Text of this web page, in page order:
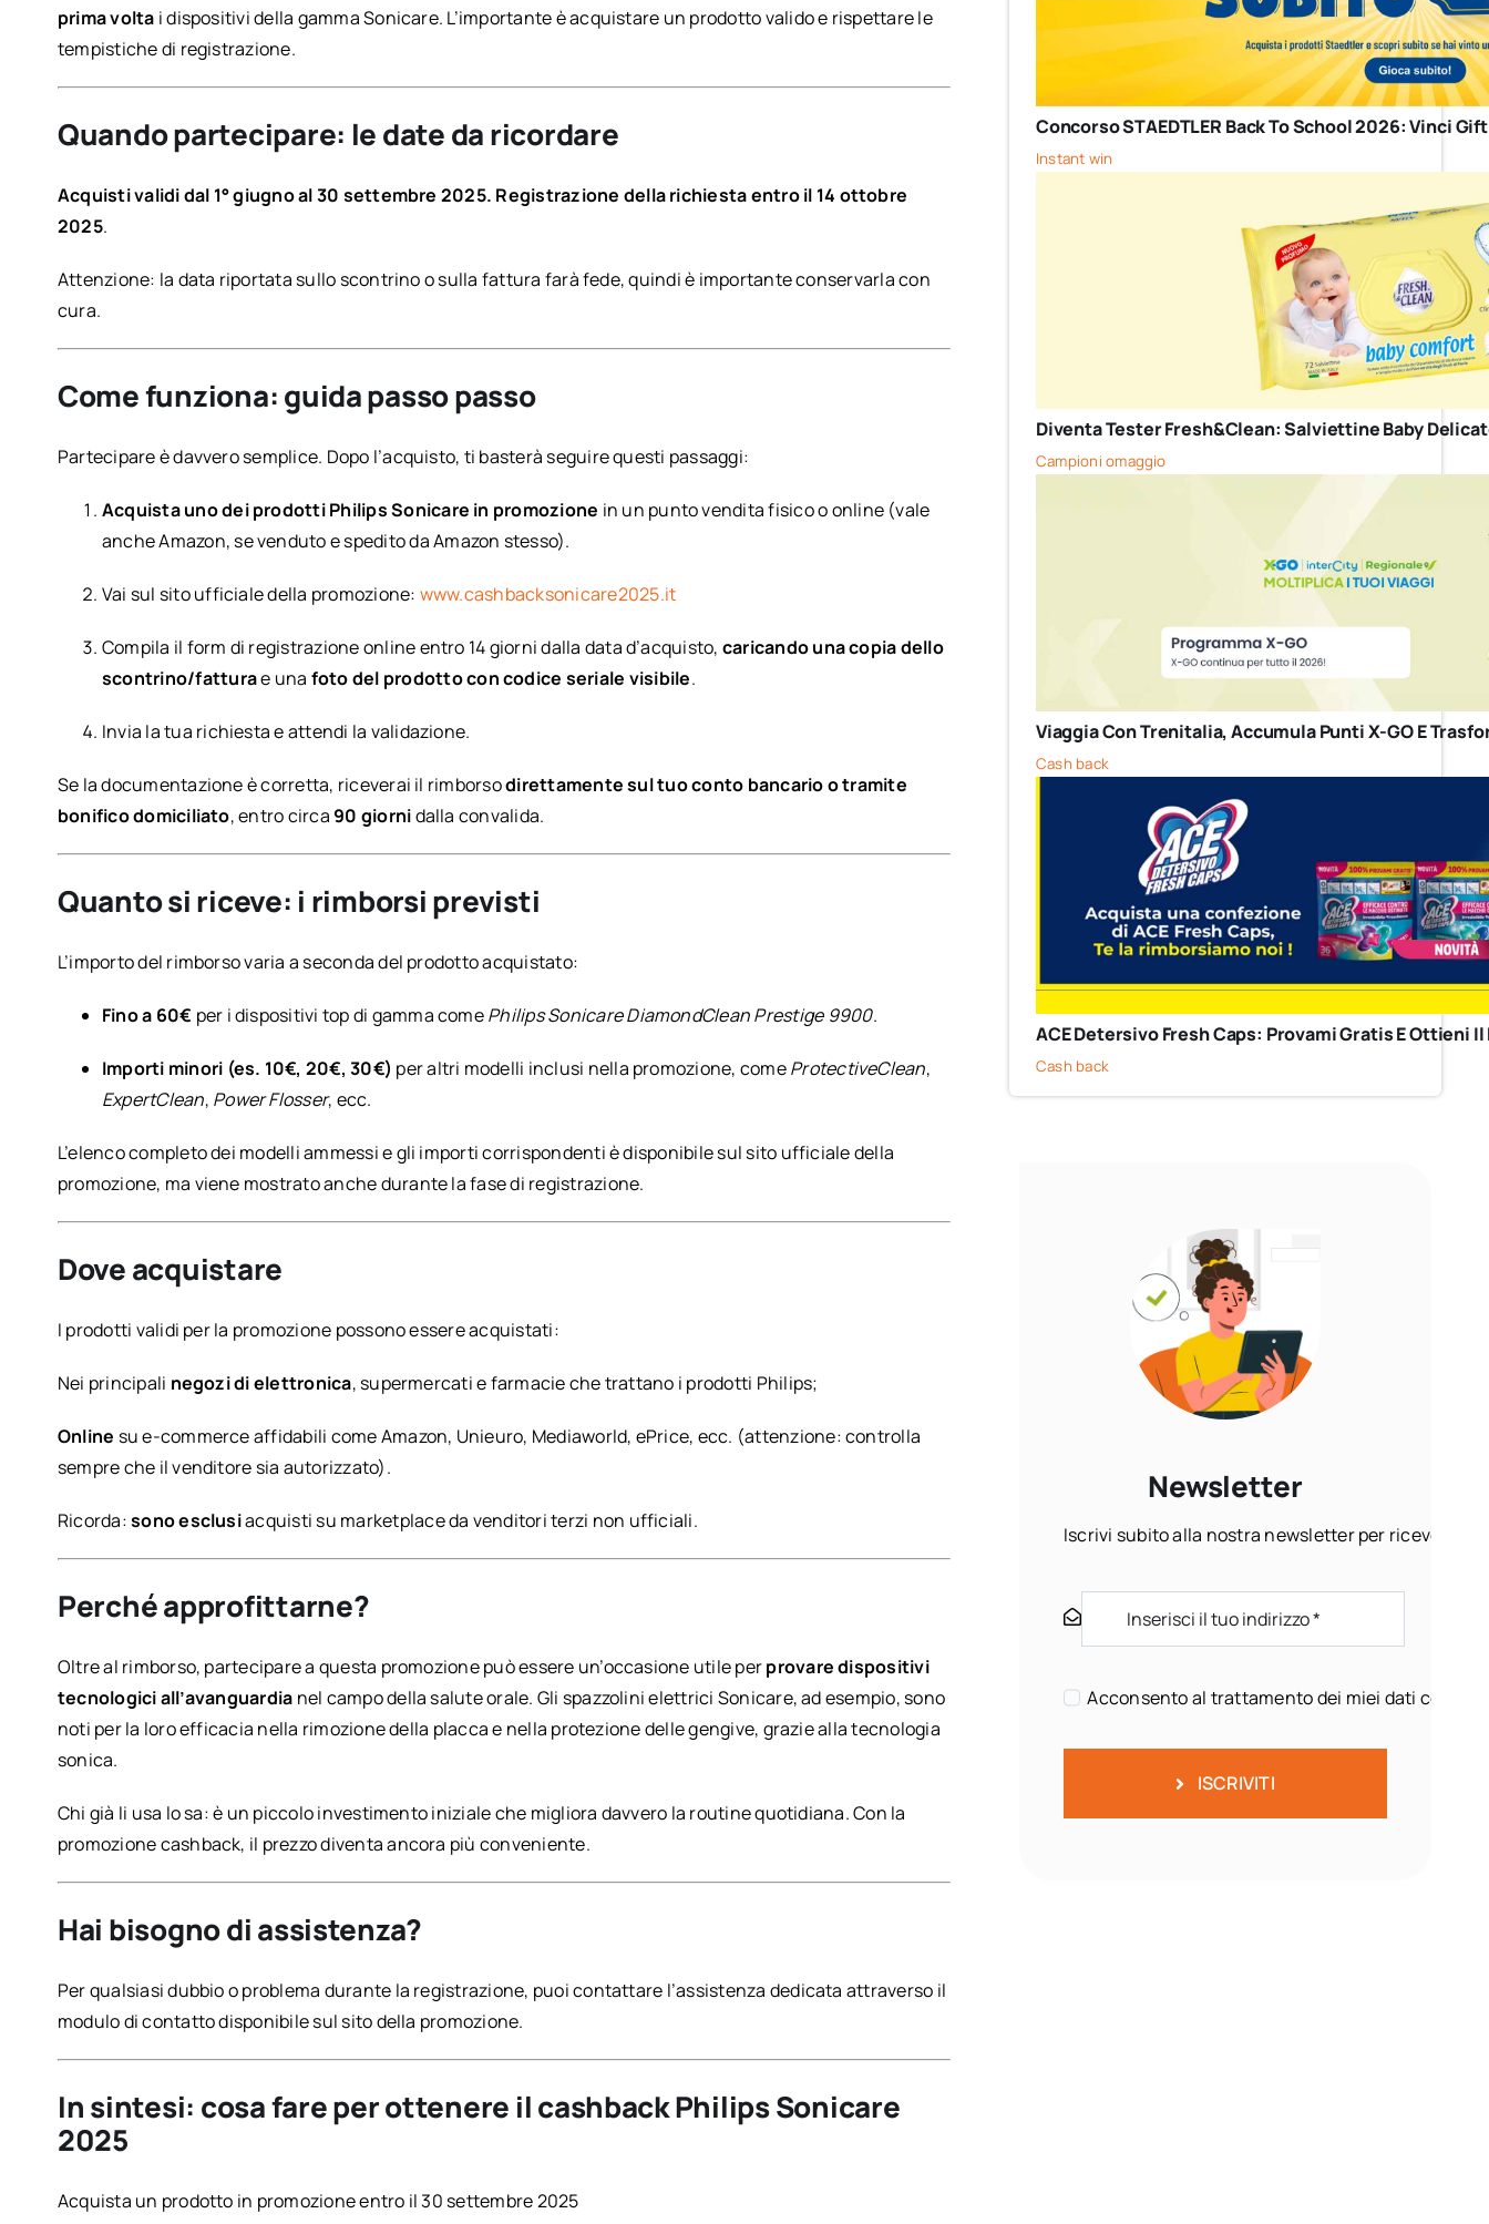
prima volta i dispositivi della gamma Sonicare. L’importante è acquistare un prodotto valido e rispettare le
tempistiche di registrazione.
Quando partecipare: le date da ricordare
Acquisti validi dal 1° giugno al 30 settembre 2025. Registrazione della richiesta entro il 14 ottobre
2025.
Attenzione: la data riportata sullo scontrino o sulla fattura farà fede, quindi è importante conservarla con
cura.
Come funziona: guida passo passo
Partecipare è davvero semplice. Dopo l’acquisto, ti basterà seguire questi passaggi:
Acquista uno dei prodotti Philips Sonicare in promozione in un punto vendita fisico o online (vale
anche Amazon, se venduto e spedito da Amazon stesso).
Vai sul sito ufficiale della promozione: www.cashbacksonicare2025.it
Compila il form di registrazione online entro 14 giorni dalla data d’acquisto, caricando una copia dello
scontrino/fatturae una foto del prodotto con codice seriale visibile.
Invia la tua richiesta e attendi la validazione.
Se la documentazione è corretta, riceverai il rimborsodirettamente sul tuo conto bancario o tramite
bonifico domiciliato, entro circa90 giornidalla convalida.
Quanto si riceve: i rimborsi previsti
L’importo del rimborso varia a seconda del prodotto acquistato:
Fino a 60€ per i dispositivi top di gamma comePhilips Sonicare DiamondClean Prestige 9900.
Importi minori (es. 10€, 20€, 30€) per altri modelli inclusi nella promozione, comeProtectiveClean,
ExpertClean, Power Flosser, ecc.
L’elenco completo dei modelli ammessi e gli importi corrispondenti è disponibile sul sito ufficiale della
promozione, ma viene mostrato anche durante la fase di registrazione.
Dove acquistare
I prodotti validi per la promozione possono essere acquistati:
Nei principali negozi di elettronica, supermercati e farmacie che trattano i prodotti Philips;
Online su e-commerce affidabili come Amazon, Unieuro, Mediaworld, ePrice, ecc. (attenzione: controlla
sempre che il venditore sia autorizzato).
Ricorda:sono esclusiacquisti su marketplace da venditori terzi non ufficiali.
Perché approfittarne?
Oltre al rimborso, partecipare a questa promozione può essere un’occasione utile perprovare dispositivi
tecnologici all’avanguardia nel campo della salute orale. Gli spazzolini elettrici Sonicare, ad esempio, sono
noti per la loro efficacia nella rimozione della placca e nella protezione delle gengive, grazie alla tecnologia
sonica.
Chi già li usa lo sa: è un piccolo investimento iniziale che migliora davvero la routine quotidiana. Con la
promozione cashback, il prezzo diventa ancora più conveniente.
Hai bisogno di assistenza?
Per qualsiasi dubbio o problema durante la registrazione, puoi contattare l’assistenza dedicata attraverso il
modulo di contatto disponibile sul sito della promozione.
In sintesi: cosa fare per ottenere il cashback Philips Sonicare
2025
Acquista un prodotto in promozione entro il 30 settembre 2025
Concorso STAEDTLER Back To School 2026: Vinci
Instant win
Diventa Tester Fresh&Clean: Salviettine Baby
Campioni omaggio
Viaggia Con Trenitalia, Accumula Punti X-GO E
Cash back
ACE Detersivo Fresh Caps: Provami Gratis E Ottieni
Cash back
Newsletter
Iscrivi subito alla nostra newsletter per ricevere
Acconsento al trattamento dei miei dati come
ISCRIVITI